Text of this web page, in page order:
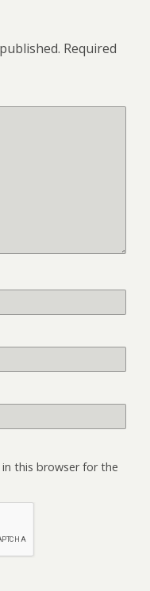
Required
this browser for the